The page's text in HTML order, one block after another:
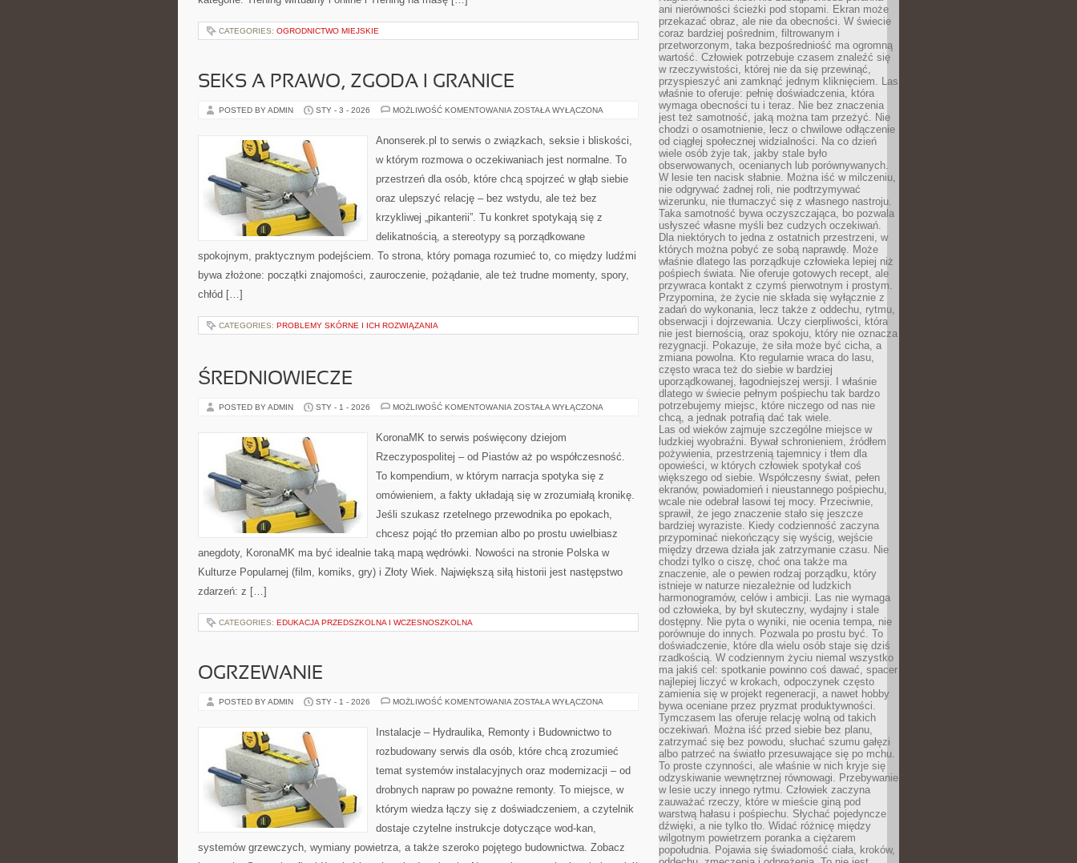
CATEGORIES: OGRODNICTWO MIEJSKIE
SEKS A PRAWO, ZGODA I GRANICE
POSTED BY ADMIN STY - 3 - 2026 MOŻLIWOŚĆ KOMENTOWANIA SEKS
ZGODA
I
ZOSTAŁA WYŁĄCZONA
Anonserek.pl to serwis o związkach, seksie i bliskości,
w którym rozmowa o oczekiwaniach jest normalne. To
przestrzeń dla osób, które chcą spojrzeć w głąb siebie
oraz ulepszyć relację – bez wstydu, ale też bez
krzykliwej „pikanterii”. Tu konkret spotykają się z
delikatnością, a stereotypy są porządkowane
spokojnym, praktycznym podejściem. To strona, który pomaga rozumieć to, co między ludźmi
bywa złożone: początki znajomości, zauroczenie, pożądanie, ale też trudne momenty, spory,
chłód […]
CATEGORIES: PROBLEMY SKÓRNE I ICH ROZWIĄZANIA
ŚREDNIOWIECZE
POSTED BY ADMIN STY - 1 - 2026 MOŻLIWOŚĆ KOMENTOWANIA ŚREDNIOWIECZE
ZOSTAŁA WYŁĄCZONA
KoronaMK to serwis poświęcony dziejom
Rzeczypospolitej – od Piastów aż po współczesność.
To kompendium, w którym narracja spotyka się z
omówieniem, a fakty układają się w zrozumiałą kronikę.
Jeśli szukasz rzetelnego przewodnika po epokach,
chcesz pojąć tło przemian albo po prostu uwielbiasz
anegdoty, KoronaMK ma być idealnie taką mapą wędrówki. Nowości na stronie Polska w
Kulturze Popularnej (film, komiks, gry) i Złoty Wiek. Największą siłą historii jest następstwo
zdarzeń: z […]
CATEGORIES: EDUKACJA PRZEDSZKOLNA I WCZESNOSZKOLNA
OGRZEWANIE
POSTED BY ADMIN STY - 1 - 2026 MOŻLIWOŚĆ KOMENTOWANIA OGRZEWANIE
ZOSTAŁA WYŁĄCZONA
Instalacje – Hydraulika, Remonty i Budownictwo to
rozbudowany serwis dla osób, które chcą zrozumieć
temat systemów instalacyjnych oraz modernizacji – od
drobnych napraw po poważne remonty. To miejsce, w
którym wiedza łączy się z doświadczeniem, a czytelnik
dostaje czytelne instrukcje dotyczące wod-kan,
systemów grzewczych, wymiany powietrza, a także szeroko pojętego budownictwa. Zobacz
ani nierówności ścieżki pod stopami. Ekran może
przekazać obraz, ale nie da obecności. W świecie
coraz bardziej pośrednim, filtrowanym i
przetworzonym, taka bezpośredniość ma ogromną
wartość. Człowiek potrzebuje czasem znaleźć się
w rzeczywistości, której nie da się przewinąć,
przyspieszyć ani zamknąć jednym kliknięciem. Las
właśnie to oferuje: pełnię doświadczenia, która
wymaga obecności tu i teraz. Nie bez znaczenia
jest też samotność, jaką można tam przeżyć. Nie
chodzi o osamotnienie, lecz o chwilowe odłączenie
od ciągłej społecznej widzialności. Na co dzień
wiele osób żyje tak, jakby stale było
obserwowanych, ocenianych lub porównywanych.
W lesie ten nacisk słabnie. Można iść w milczeniu,
nie odgrywać żadnej roli, nie podtrzymywać
wizerunku, nie tłumaczyć się z własnego nastroju.
Taka samotność bywa oczyszczająca, bo pozwala
usłyszeć własne myśli bez cudzych oczekiwań.
Dla niektórych to jedna z ostatnich przestrzeni, w
których można pobyć ze sobą naprawdę. Może
właśnie dlatego las porządkuje człowieka lepiej niż
pośpiech świata. Nie oferuje gotowych recept, ale
przywraca kontakt z czymś pierwotnym i prostym.
Przypomina, że życie nie składa się wyłącznie z
zadań do wykonania, lecz także z oddechu, rytmu,
obserwacji i dojrzewania. Uczy cierpliwości, która
nie jest biernością, oraz spokoju, który nie oznacza
rezygnacji. Pokazuje, że siła może być cicha, a
zmiana powolna. Kto regularnie wraca do lasu,
często wraca też do siebie w bardziej
uporządkowanej, łagodniejszej wersji. I właśnie
dlatego w świecie pełnym pośpiechu tak bardzo
potrzebujemy miejsc, które niczego od nas nie
chcą, a jednak potrafią dać tak wiele.
Las od wieków zajmuje szczególne miejsce w
ludzkiej wyobraźni. Bywał schronieniem, źródłem
pożywienia, przestrzenią tajemnicy i tłem dla
opowieści, w których człowiek spotykał coś
większego od siebie. Współczesny świat, pełen
ekranów, powiadomień i nieustannego pośpiechu,
wcale nie odebrał lasowi tej mocy. Przeciwnie,
sprawił, że jego znaczenie stało się jeszcze
bardziej wyraziste. Kiedy codzienność zaczyna
przypominać niekończący się wyścig, wejście
między drzewa działa jak zatrzymanie czasu. Nie
chodzi tylko o ciszę, choć ona także ma
znaczenie, ale o pewien rodzaj porządku, który
istnieje w naturze niezależnie od ludzkich
harmonogramów, celów i ambicji. Las nie wymaga
od człowieka, by był skuteczny, wydajny i stale
dostępny. Nie pyta o wyniki, nie ocenia tempa, nie
porównuje do innych. Pozwala po prostu być. To
doświadczenie, które dla wielu osób staje się dziś
rzadkością. W codziennym życiu niemal wszystko
ma jakiś cel: spotkanie powinno coś dawać, spacer
najlepiej liczyć w krokach, odpoczynek często
zamienia się w projekt regeneracji, a nawet hobby
bywa oceniane przez pryzmat produktywności.
Tymczasem las oferuje relację wolną od takich
oczekiwań. Można iść przed siebie bez planu,
zatrzymać się bez powodu, słuchać szumu gałęzi
albo patrzeć na światło przesuwające się po mchu.
To proste czynności, ale właśnie w nich kryje się
odzyskiwanie wewnętrznej równowagi. Przebywanie
w lesie uczy innego rytmu. Człowiek zaczyna
zauważać rzeczy, które w mieście giną pod
warstwą hałasu i pośpiechu. Słychać pojedyncze
dźwięki, a nie tylko tło. Widać różnicę między
wilgotnym powietrzem poranka a ciężarem
popołudnia. Pojawia się świadomość ciała, kroków,